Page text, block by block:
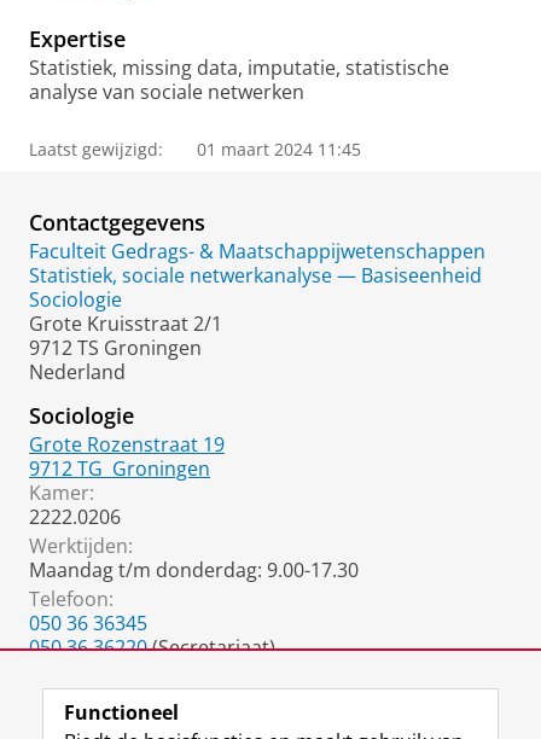
a
l
Expertise
Statistiek, missing data, imputatie, statistische
analyse van sociale netwerken
Laatst gewijzigd: 01 maart 2024 11:45
Contactgegevens
Faculteit Gedrags- & Maatschappijwetenschappen
Statistiek, sociale netwerkanalyse — Basiseenheid
Sociologie
Grote Kruisstraat 2/1
9712 TS Groningen
Nederland
Sociologie
Grote Rozenstraat 19
9712 TG Groningen
Kamer:
2222.0206
Werktijden:
Maandag t/m donderdag: 9.00-17.30
Telefoon:
050 36 36345
050 36 36220(Secretariaat)
Functioneel